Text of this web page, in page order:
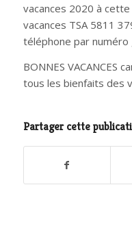
vacances 2020 à
vacances TSA 5811
téléphone par
BONNES VACANCES
tous les bienfaits des
Partager cette